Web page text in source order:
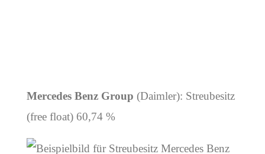
Mercedes Benz Group (Daimler): Streubesitz
(free float) 60,74 %